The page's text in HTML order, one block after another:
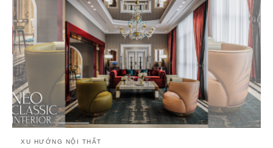
XU HƯỚNG NỘI THẤT